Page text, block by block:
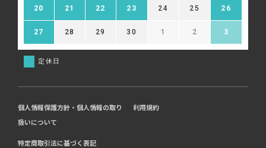
20 21 22 23 24 25 26
27 28 29 30 1 2 3
定休日
個人情報保護方針・個人情報の取り
扱いについて
利用規約
特定商取引法に基づく表記